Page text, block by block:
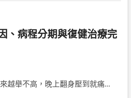
、病程分期與復健治療完
越舉不高，晚上翻身壓到就痛…